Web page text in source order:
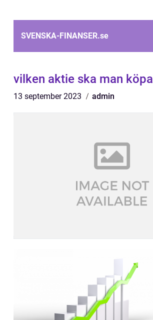
SVENSKA-FINANSER.se
vilken aktie ska man köpa
13 september 2023 admin